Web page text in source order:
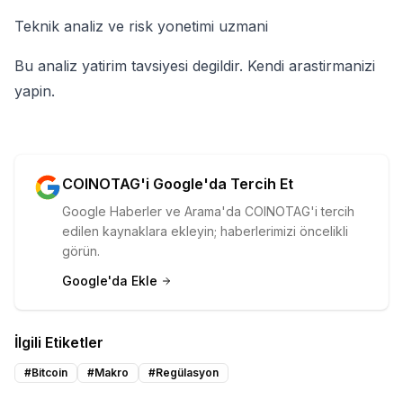
Teknik analiz ve risk yonetimi uzmani
Bu analiz yatirim tavsiyesi degildir. Kendi arastirmanizi
yapin.
COINOTAG'i Google'da Tercih Et
Google Haberler ve Arama'da COINOTAG'i tercih
edilen kaynaklara ekleyin; haberlerimizi öncelikli
görün.
Google'da Ekle
İlgili Etiketler
#Bitcoin #Makro #Regülasyon